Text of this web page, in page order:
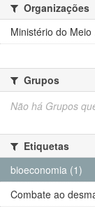
Organizações
Ministério do Meio
Grupos
Não há Grupos
Etiquetas
bioeconomia (1)
Combate ao